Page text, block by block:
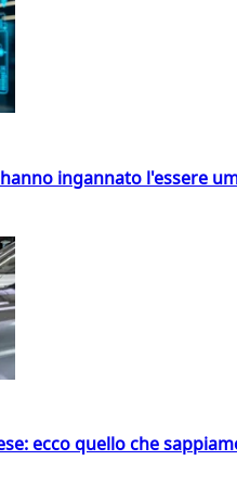
ingannato l'essere
ecco quello che